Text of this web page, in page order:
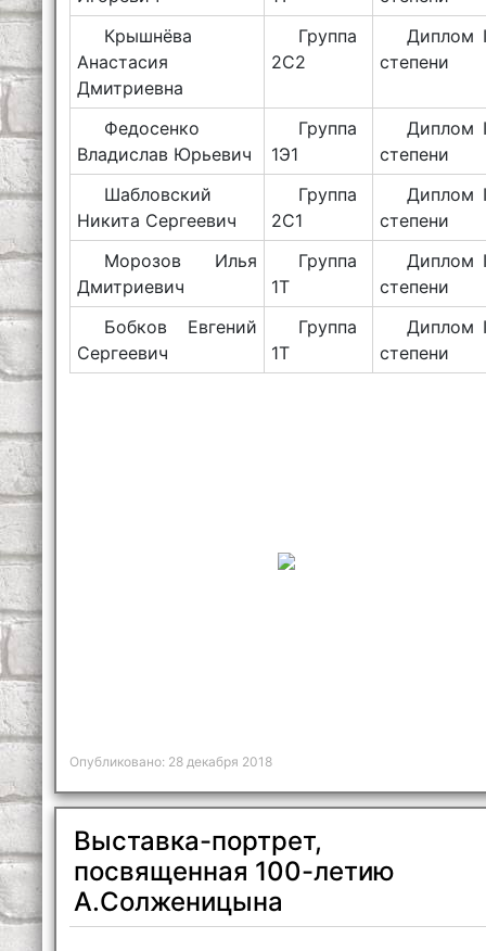
Крышнёва
Анастасия
Дмитриевна
Группа
2С2
Диплом
степени
Федосенко
Владислав Юрьевич
Группа
1Э1
Диплом
степени
Шабловский
Никита Сергеевич
Группа
2С1
Диплом
степени
Морозов Илья
Дмитриевич
Группа
1Т
Диплом
степени
Бобков Евгений
Сергеевич
Группа
1Т
Диплом
степени
Опубликовано: 28 декабря 2018
Выставка-портрет,
посвященная 100-летию
А.Солженицына